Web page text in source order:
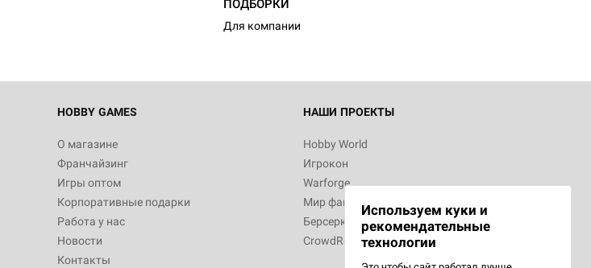
ПОДБОРКИ
Для компании
HOBBY GAMES
О магазине
Франчайзинг
Игры оптом
Корпоративные подарки
Работа у нас
Новости
Контакты
НАШИ ПРОЕКТЫ
Hobby World
Игрокон
Warforge
Мир фантастики
Берсерк
CrowdRepublic
Используем куки и
рекомендательные
технологии